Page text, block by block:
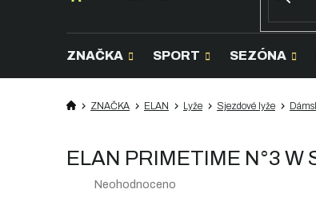
ZNAČKA SPORT SEZÓNA
ZNAČKA ELAN Lyže Sjezdové lyže
ELAN PRIMETIME N°3 W
Průměrné
Neohodnoceno